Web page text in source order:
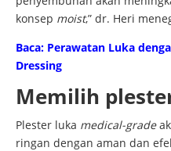
konsep moist,” dr. Heri
Baca: Perawatan Luka
Dressing
Memilih
Plester luka medical-grade
ringan dengan aman dan